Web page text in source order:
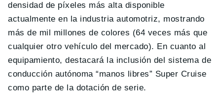
densidad de píxeles más alta disponible
actualmente en la industria automotriz, mostrando
más de mil millones de colores (64 veces más que
cualquier otro vehículo del mercado). En cuanto al
equipamiento, destacará la inclusión del sistema de
conducción autónoma “manos libres” Super Cruise
como parte de la dotación de serie.